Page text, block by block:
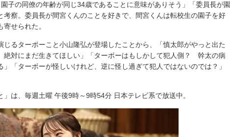
子の同僚の年齢が同じ34歳であることに意味がありそう」「委員長が園
考察。委員長が間宮くんのことを好きで、間宮くんは転校生の園子を好
せられた。
るターボーこと小山隆弘が登場したことから、「慎太郎がやっと出た
対にまだ生きてほしい」「ターボーはもしかして犯人側？ 幹太の病
」「ターボーが怪しいけれど、逆に怪し過ぎて犯人ではないのでは？」
は、毎週土曜 午後9時～9時54分 日本テレビ系で放送中。